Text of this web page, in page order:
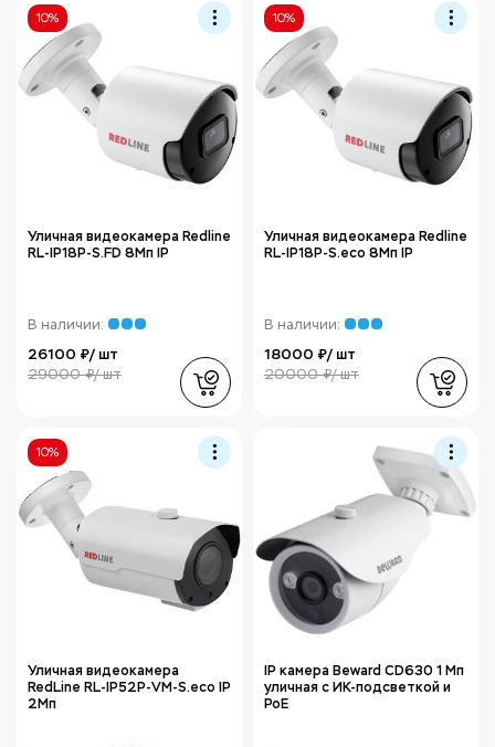
10%
Уличная видеокамера Redline
RL-IP18P-S.FD 8Мп IP
В наличии:
26100 ₽/ шт
29000 ₽/ шт
10%
Уличная видеокамера Redline
RL-IP18P-S.eco 8Мп IP
В наличии:
18000 ₽/ шт
20000 ₽/ шт
10%
Уличная видеокамера
RedLine RL-IP52P-VM-S.eco IP
2Мп
IP камера Beward CD630 1 Мп
уличная с ИК-подсветкой и
PoE